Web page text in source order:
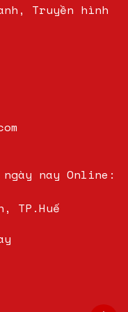
Truyền hình
ngày nay Online:
TP.Huế